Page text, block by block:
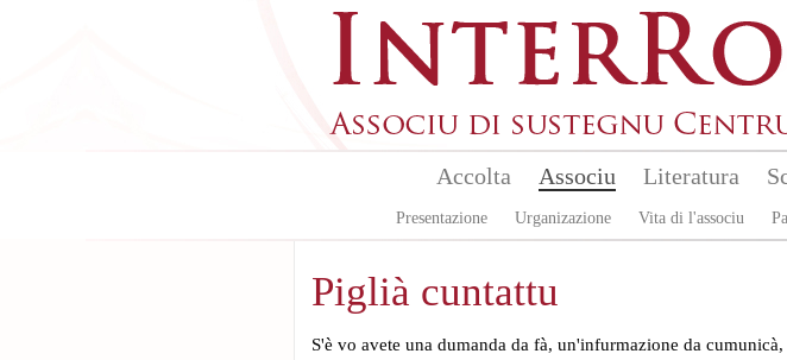
Accolta Associu
Presentazione Urganizazione Vita di l'associu
Literatura
Piglià cuntattu
S'è vo avete una dumanda da fà, un'infurmazione da cumunicà,